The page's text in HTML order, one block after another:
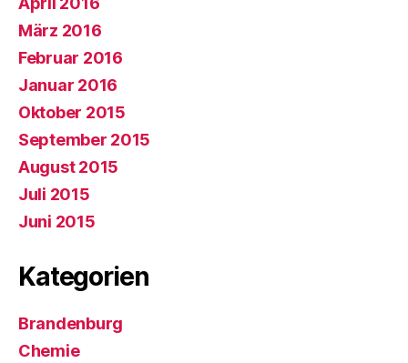
März 2016
Februar 2016
Januar 2016
Oktober 2015
September 2015
August 2015
Juli 2015
Juni 2015
Kategorien
Brandenburg
Chemie